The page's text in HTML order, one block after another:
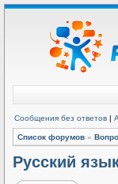
Сообщения без ответов |
Список форумов »
Русский